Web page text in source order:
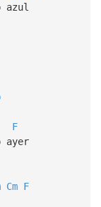
azul
F
ayer
Cm F